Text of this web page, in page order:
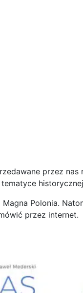
przez nas
Polonia.
przez internet.